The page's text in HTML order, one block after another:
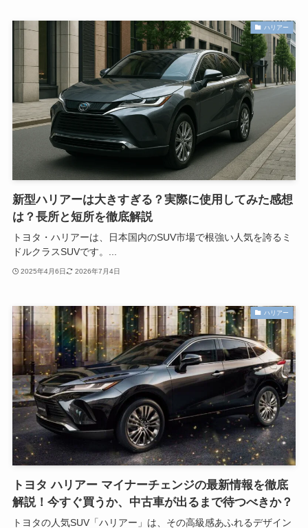
ハリアー
新型ハリアーは大きすぎる？実際に使用してみた感想
は？長所と短所を徹底解説
トヨタ・ハリアーは、日本国内のSUV市場で根強い人気を誇るミ
ドルクラスSUVです。...
2025年4月6日 2026年7月4日
ハリアー
トヨタ ハリアー マイナーチェンジの最新情報を徹底
解説！今すぐ買うか、中古車が出るまで待つべきか？
トヨタの人気SUV「ハリアー」は、その高級感あふれるデザイン